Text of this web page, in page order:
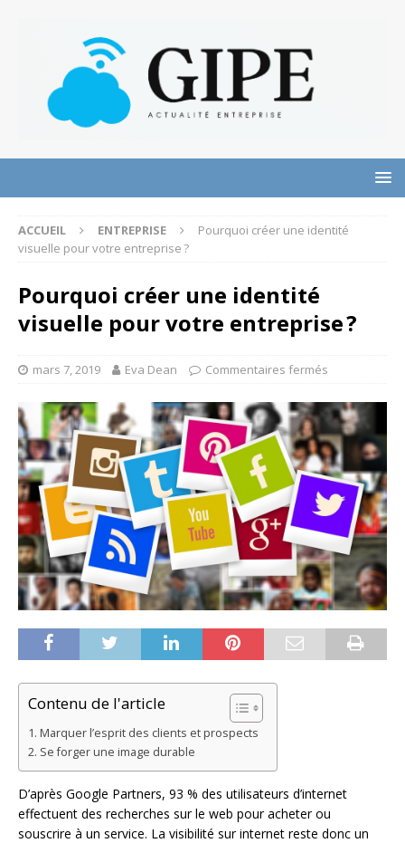
ACCUEIL ENTREPRISE
Pourquoi créer une identité
visuelle pour votre entreprise ?
Pourquoi créer une identité
visuelle pour votre entreprise ?
mars 7, 2019 Eva Dean Commentaires fermés
Contenu de l'article
Marquer l’esprit des clients et prospects
Se forger une image durable
D’après Google Partners, 93 % des utilisateurs d’internet
effectuent des recherches sur le web pour acheter ou
souscrire à un service. La visibilité sur internet reste donc un